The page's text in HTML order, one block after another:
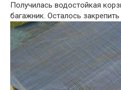
Получилась водостойкая
багажник. Осталось